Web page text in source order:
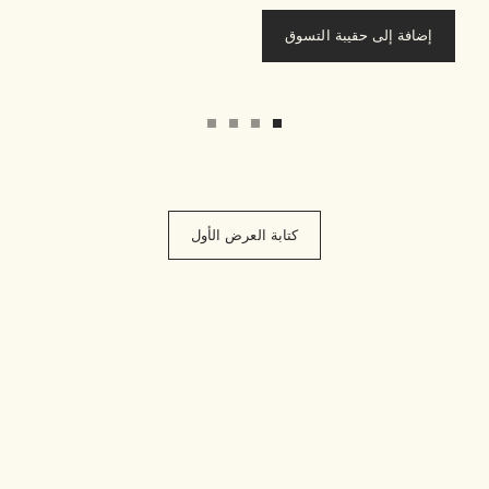
إضافة إلى حقيبة التسوق
كتابة العرض الأول